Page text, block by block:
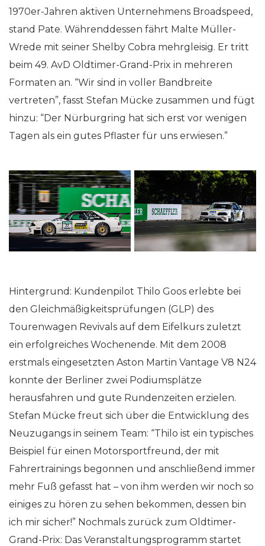
1970er-Jahren aktiven Unternehmens Broadspeed,
stand Pate. Währenddessen fährt Malte Müller-
Wrede mit seiner Shelby Cobra mehrgleisig. Er tritt
beim 49. AvD Oldtimer-Grand-Prix in mehreren
Formaten an. “Wir sind in voller Bandbreite
vertreten”, fasst Stefan Mücke zusammen und fügt
hinzu: “Der Nürburgring hat sich erst vor wenigen
Tagen als ein gutes Pflaster für uns erwiesen.”
Hintergrund: Kundenpilot Thilo Goos erlebte bei
den Gleichmäßigkeitsprüfungen (GLP) des
Tourenwagen Revivals auf dem Eifelkurs zuletzt
ein erfolgreiches Wochenende. Mit dem 2008
erstmals eingesetzten Aston Martin Vantage V8 N24
konnte der Berliner zwei Podiumsplätze
herausfahren und gute Rundenzeiten erzielen.
Stefan Mücke freut sich über die Entwicklung des
Neuzugangs in seinem Team: “Thilo ist ein typisches
Beispiel für einen Motorsportfreund, der mit
Fahrertrainings begonnen und anschließend immer
mehr Fuß gefasst hat – von ihm werden wir noch so
einiges zu hören zu sehen bekommen, dessen bin
ich mir sicher!” Nochmals zurück zum Oldtimer-
Grand-Prix: Das Veranstaltungsprogramm startet